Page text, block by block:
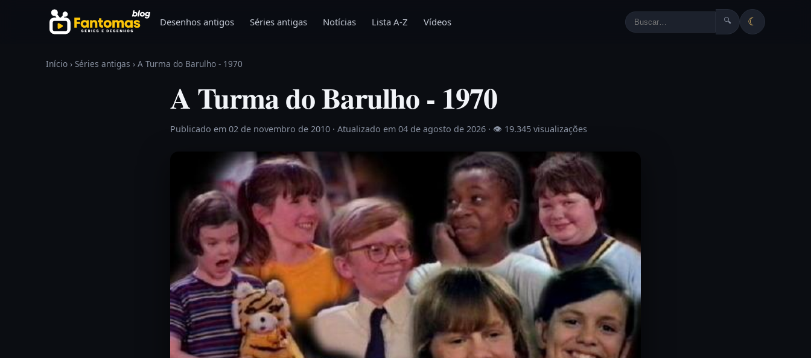
Pular para o conteúdo
Desenhos antigos Séries antigas Notícias Lista A-Z Vídeos 🔍 ☾
Início › Séries antigas › A Turma do Barulho - 1970
A Turma do Barulho - 1970
Publicado em 02 de novembro de 2010 · Atualizado em 04 de agosto de 2026 · 👁 19.345 visualizações